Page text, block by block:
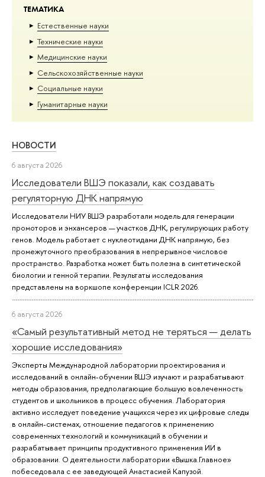
ТЕМАТИКА
Естественные науки
Тех­ничес­кие науки
Медицинские науки
Сельскохозяйственные науки
Социальные науки
Гуманитарные науки
НОВОСТИ
6 августа 2026
Исследователи ВШЭ показали, как создавать
регуляторную ДНК напрямую
Исследователи НИУ ВШЭ разработали модель для генерации
промоторов и энхансеров — участков ДНК, регулирующих работу
генов. Модель работает с нуклеотидами ДНК напрямую, без
промежуточного преобразования в непрерывное числовое
пространство. Разработка может быть полезна в синтетической
биологии и генной терапии. Результаты исследования
представлены на воркшопе конференции ICLR 2026.
6 августа 2026
«Самый результативный метод не теряться — делать
хорошие исследования»
Эксперты Международной лаборатории проектирования и
исследований в онлайн-обучении ВШЭ изучают и разрабатывают
методы образования, предполагающие большую вовлеченность
студентов и школьников в процесс обучения. Лаборатория
активно исследует поведение учащихся через их цифровые следы
в онлайн-системах, отношение педагогов к применению
современных технологий и коммуникаций в обучении и
разрабатывает принципы продуктивного применения ИИ в
образовании. О деятельности лаборатории «Вышка.Главное»
побеседовала с ее заведующей Анастасией Капузой.